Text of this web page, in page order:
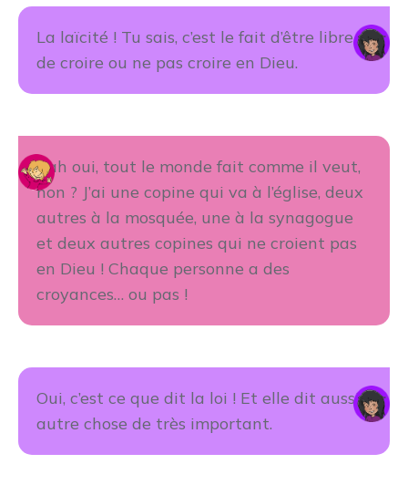
La laïcité ! Tu sais, c’est le fait d’être libre
de croire ou ne pas croire en Dieu.
Bah oui, tout le monde fait comme il veut,
non ? J’ai une copine qui va à l’église, deux
autres à la mosquée, une à la synagogue
et deux autres copines qui ne croient pas
en Dieu ! Chaque personne a des
croyances… ou pas !
Oui, c’est ce que dit la loi ! Et elle dit aussi
autre chose de très important.